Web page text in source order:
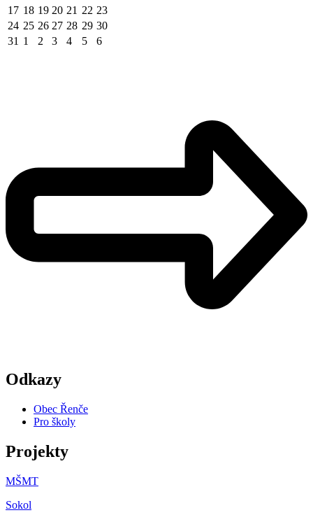
17 18 19 20 21 22 23
24 25 26 27 28 29 30
31 1 2 3 4 5 6
Odkazy
Obec Řenče
Pro školy
Projekty
MŠMT
Sokol